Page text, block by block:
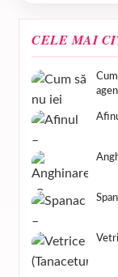
CELE MAI